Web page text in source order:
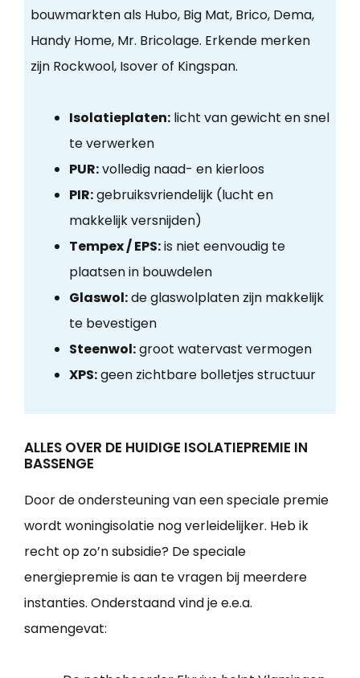
bouwmarkten als Hubo, Big Mat, Brico, Dema,
Handy Home, Mr. Bricolage. Erkende merken
zijn Rockwool, Isover of Kingspan.
Isolatieplaten:licht van gewicht en snel
te verwerken
PUR:volledig naad- en kierloos
PIR:gebruiksvriendelijk (lucht en
makkelijk versnijden)
Tempex / EPS:is niet eenvoudig te
plaatsen in bouwdelen
Glaswol:de glaswolplaten zijn makkelijk
te bevestigen
Steenwol:groot watervast vermogen
XPS:geen zichtbare bolletjes structuur
ALLES OVER DE HUIDIGE ISOLATIEPREMIE IN
BASSENGE
Door de ondersteuning van een speciale premie
wordt woningisolatie nog verleidelijker. Heb ik
recht op zo’n subsidie? De speciale
energiepremie is aan te vragen bij meerdere
instanties. Onderstaand vind je e.e.a.
samengevat: